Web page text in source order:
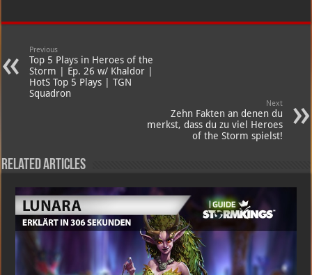
Previous
Top 5 Plays in Heroes of the
Storm | Ep. 26 w/ Khaldor |
HotS Top 5 Plays | TGN
Squadron
Next
Zehn Fakten an denen du
merkst, dass du zu viel Heroes
of the Storm spielst!
Related Articles